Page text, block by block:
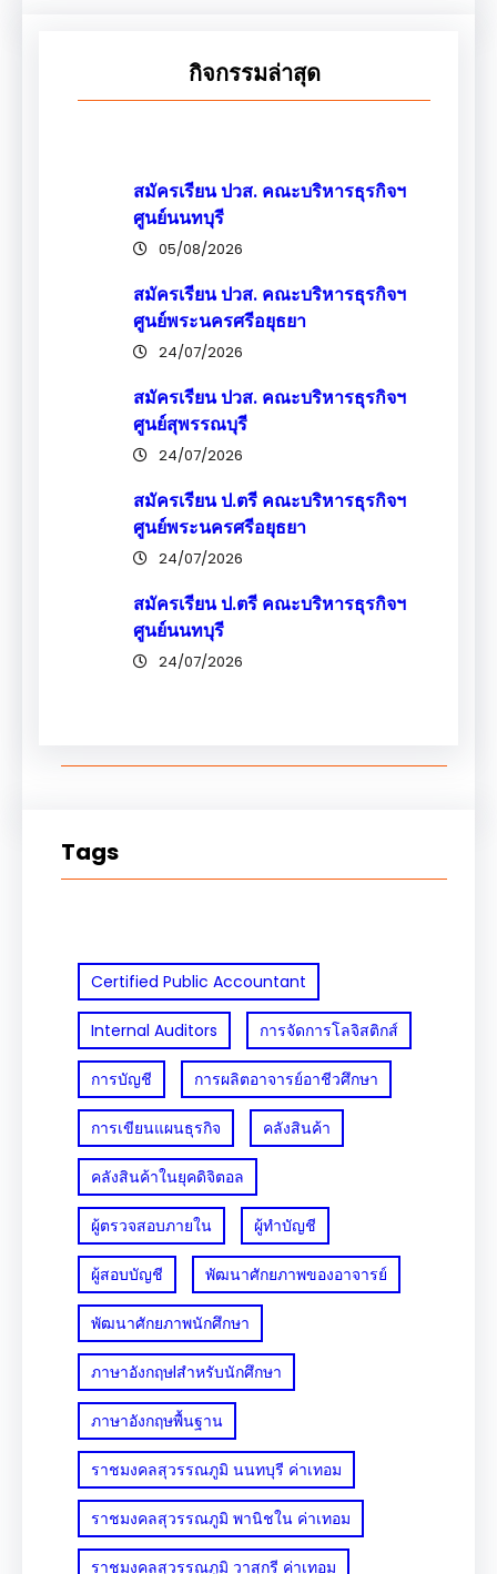
กิจกรรมล่าสุด
สมัครเรียน ปวส. คณะบริหารธุรกิจฯ
ศูนย์นนทบุรี
05/08/2026
สมัครเรียน ปวส. คณะบริหารธุรกิจฯ
ศูนย์พระนครศรีอยุธยา
24/07/2026
สมัครเรียน ปวส. คณะบริหารธุรกิจฯ
ศูนย์สุพรรณบุรี
24/07/2026
สมัครเรียน ป.ตรี คณะบริหารธุรกิจฯ
ศูนย์พระนครศรีอยุธยา
24/07/2026
สมัครเรียน ป.ตรี คณะบริหารธุรกิจฯ
ศูนย์นนทบุรี
24/07/2026
Tags
Certified Public Accountant
Internal Auditors การจัดการโลจิสติกส์
การบัญชี การผลิตอาจารย์อาชีวศึกษา
การเขียนแผนธุรกิจ คลังสินค้า
คลังสินค้าในยุคดิจิตอล
ผู้ตรวจสอบภายใน ผู้ทำบัญชี
ผู้สอบบัญชี พัฒนาศักยภาพของอาจารย์
พัฒนาศักยภาพนักศึกษา
ภาษาอังกฤษlสำหรับนักศึกษา
ภาษาอังกฤษพื้นฐาน
ราชมงคลสุวรรณภูมิ นนทบุรี ค่าเทอม
ราชมงคลสุวรรณภูมิ พานิชใน ค่าเทอม
ราชมงคลสุวรรณภูมิ วาสุกรี ค่าเทอม